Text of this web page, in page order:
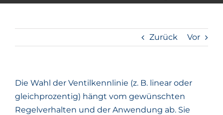
Zurück Vor
Die Wahl der Ventilkennlinie (z. B. linear oder
gleichprozentig) hängt vom gewünschten
Regelverhalten und der Anwendung ab. Sie